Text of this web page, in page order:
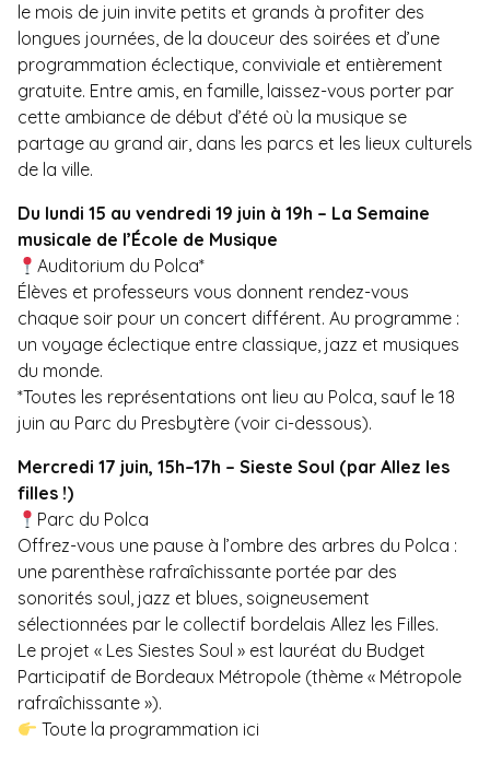
le mois de juin invite petits et grands à profiter des
longues journées, de la douceur des soirées et d’une
programmation éclectique, conviviale et entièrement
gratuite. Entre amis, en famille, laissez-vous porter par
cette ambiance de début d’été où la musique se
partage au grand air, dans les parcs et les lieux culturels
de la ville.
Du lundi 15 au vendredi 19 juin à 19h – La Semaine
musicale de l’École de Musique
Auditorium du Polca*
Élèves et professeurs vous donnent rendez-vous
chaque soir pour un concert différent. Au programme :
un voyage éclectique entre classique, jazz et musiques
du monde.
*Toutes les représentations ont lieu au Polca, sauf le 18
juin au Parc du Presbytère (voir ci-dessous).
Mercredi 17 juin, 15h–17h – Sieste Soul (par Allez les
filles !)
Parc du Polca
Offrez-vous une pause à l’ombre des arbres du Polca :
une parenthèse rafraîchissante portée par des
sonorités soul, jazz et blues, soigneusement
sélectionnées par le collectif bordelais Allez les Filles.
Le projet « Les Siestes Soul » est lauréat du Budget
Participatif de Bordeaux Métropole (thème « Métropole
rafraîchissante »).
Toute la programmation ici